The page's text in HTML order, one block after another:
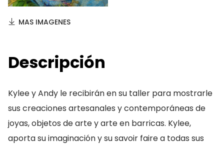
MAS IMAGENES
Descripción
Kylee y Andy le recibirán en su taller para mostrarle
sus creaciones artesanales y contemporáneas de
joyas, objetos de arte y arte en barricas. Kylee,
aporta su imaginación y su savoir faire a todas sus